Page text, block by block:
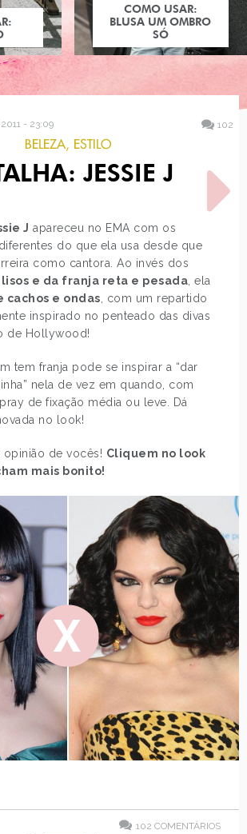
COMO USAR:
BLUSA UM OMBRO
SÓ
- 23:09 102
BELEZA, ESTILO
JESSIE J
J apareceu no EMA com os
do que ela usa desde que
como cantora. Ao invés dos
e da franja reta e pesada , ela
cachos e ondas , com um repartido
inspirado no penteado das divas
de Hollywood!
tem franja pode se inspirar a “dar
nela de vez em quando, com
de fixação média ou leve. Dá
no look!
opinião de vocês! Cliquem no look
mais bonito!
102 COMENTÁRIOS
PRÓXIMO POST
O QUE ELES PENSAM
SOBRE VESTIDOS - PARTE…